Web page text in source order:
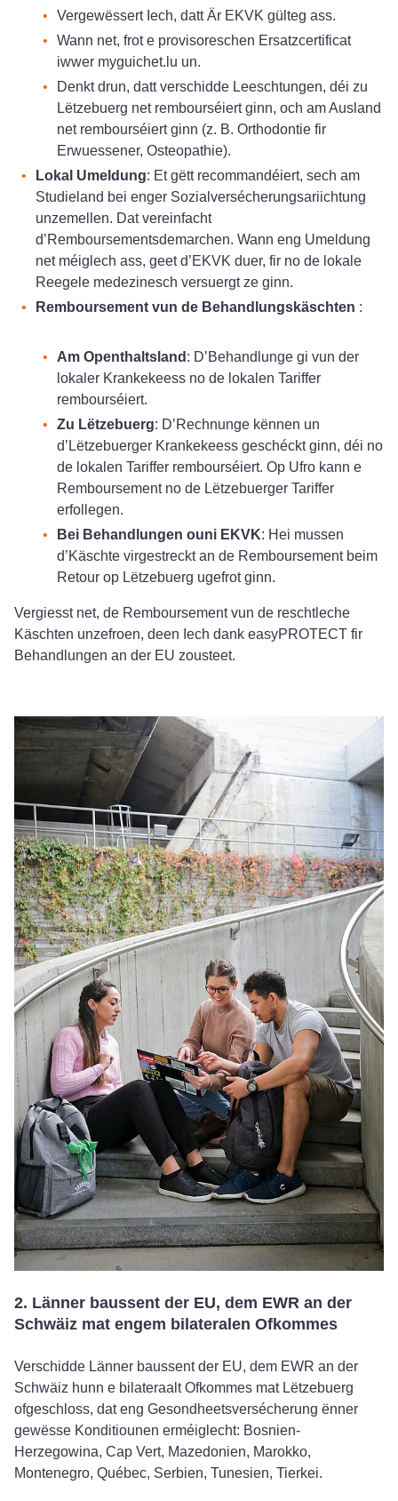
Vergewëssert Iech, datt Är EKVK gülteg ass.
Wann net, frot e provisoreschen Ersatzcertificat
iwwer myguichet.lu un.
Denkt drun, datt verschidde Leeschtungen, déi zu
Lëtzebuerg net rembourséiert ginn, och am Ausland
net rembourséiert ginn (z. B. Orthodontie fir
Erwuessener, Osteopathie).
Lokal Umeldung: Et gëtt recommandéiert, sech am
Studieland bei enger Sozialversécherungsariichtung
unzemellen. Dat vereinfacht
d’Remboursementsdemarchen. Wann eng Umeldung
net méiglech ass, geet d’EKVK duer, fir no de lokale
Reegele medezinesch versuergt ze ginn.
Remboursement vun de Behandlungskäschten :
Am Openthaltsland : D’Behandlunge gi vun der
lokaler Krankekeess no de lokalen Tariffer
rembourséiert.
Zu Lëtzebuerg: D’Rechnunge kënnen un
d’Lëtzebuerger Krankekeess geschéckt ginn, déi no
de lokalen Tariffer rembourséiert. Op Ufro kann e
Remboursement no de Lëtzebuerger Tariffer
erfollegen.
Bei Behandlungen ouni EKVK: Hei mussen
d’Käschte virgestreckt an de Remboursement beim
Retour op Lëtzebuerg ugefrot ginn.
Vergiesst net, de Remboursement vun de reschtleche
Käschten unzefroen, deen Iech dank easyPROTECT fir
Behandlungen an der EU zousteet.
2. Länner baussent der EU, dem EWR an der
Schwäiz mat engem bilateralen Ofkommes
Verschidde Länner baussent der EU, dem EWR an der
Schwäiz hunn e bilateraalt Ofkommes mat Lëtzebuerg
ofgeschloss, dat eng Gesondheetsversécherung ënner
gewësse Konditiounen erméiglecht: Bosnien-
Herzegowina, Cap Vert, Mazedonien, Marokko,
Montenegro, Québec, Serbien, Tunesien, Tierkei.